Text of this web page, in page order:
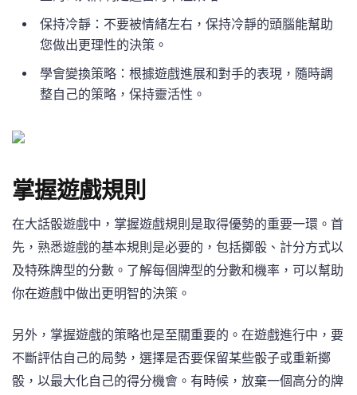
保持冷靜：不要被情緒左右，保持冷靜的頭腦能幫助
您做出更理性的決策。
學會變換策略：根據遊戲進展和對手的表現，隨時調
整自己的策略，保持靈活性。
掌握遊戲規則
在大話骰遊戲中，掌握遊戲規則是取得優勢的重要一環。首
先，熟悉遊戲的基本規則是必要的，包括擲骰、計分方式以
及特殊牌型的分數。了解每個牌型的分數和機率，可以幫助
你在遊戲中做出更明智的決策。
另外，掌握遊戲的策略也是至關重要的。在遊戲進行中，要
不斷評估自己的局勢，選擇是否要保留某些骰子或重新擲
骰，以最大化自己的得分機會。有時候，放棄一個高分的牌